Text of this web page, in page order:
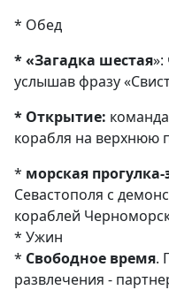
* Обед
* «Загадка шестая»:
услышав фразу
* Открытие:
корабля на верхнюю
* морская прогулка-
Севастополя с
кораблей
* Ужин
* Свободное время.
развлечения -